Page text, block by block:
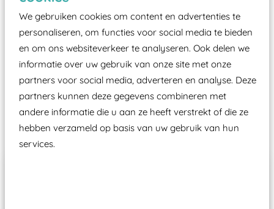
We gebruiken cookies om content en advertenties te
personaliseren, om functies voor social media te bieden
en om ons websiteverkeer te analyseren. Ook delen we
informatie over uw gebruik van onze site met onze
partners voor social media, adverteren en analyse. Deze
partners kunnen deze gegevens combineren met
andere informatie die u aan ze heeft verstrekt of die ze
hebben verzameld op basis van uw gebruik van hun
services.
certificering, uitgegeven door een Nederlands
aangewezen keuringsinstantie?
Wij ook speeltoestellen kunnen laten keuren zodat
ze toch binnen het Warenwetbesluit Attractie- en
Speeltoestellen vallen?
Past er goed bij